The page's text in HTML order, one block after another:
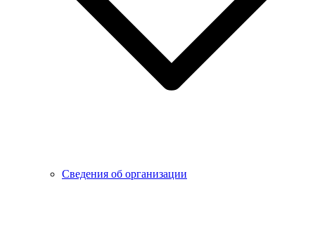
Сведения об организации